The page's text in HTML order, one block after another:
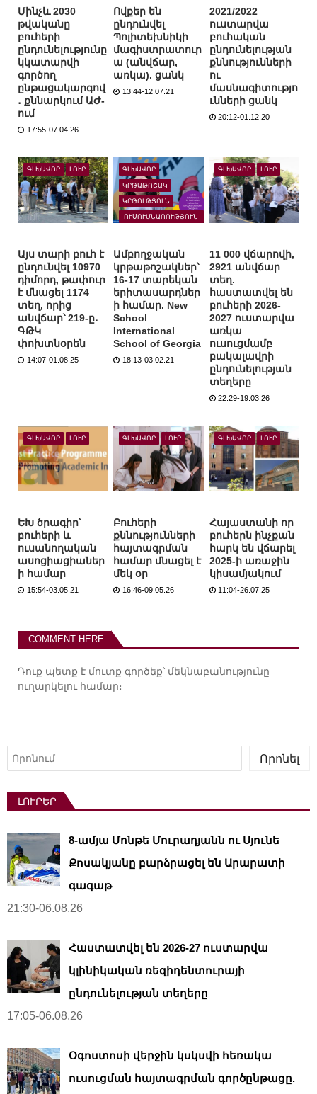
Մինչև 2030
թվականը
բուհերի
ընդունելությունը
կկատարվի
գործող
ընթացակարգով
․ քննարկում ԱԺ-
ում
17:55-07.04.26
Ովքեր են
ընդունվել
Պոլիտեխնիկի
մագիստրատուր
ա (անվճար,
առկա). ցանկ
13:44-12.07.21
2021/2022
ուստարվա
բուհական
ընդունելության
քննությունների
ու
մասնագիտությո
ւնների ցանկ
20:12-01.12.20
ԳԼԽԱՎՈՐ ԼՈՒՐ
Այս տարի բուհ է
ընդունվել 10970
դիմորդ, թափուր
է մնացել 1174
տեղ, որից
անվճար՝ 219-ը․
ԳԹԿ
փոխտնօրեն
14:07-01.08.25
ԳԼԽԱՎՈՐ
ԿՐԹԱԹՈՇԱԿ
ԿՐԹՈՒԹՅՈՒՆ
ՈՒՍՈՒՄՆԱՌՈՒԹՅՈՒՆ
Ամբողջական
կրթաթոշակներ՝
16-17 տարեկան
երիտասարդներ
ի համար. New
School
International
School of Georgia
18:13-03.02.21
ԳԼԽԱՎՈՐ ԼՈՒՐ
11 000 վճարովի,
2921 անվճար
տեղ.
հաստատվել են
բուհերի 2026-
2027 ուստարվա
առկա
ուսուցմամբ
բակալավրի
ընդունելության
տեղերը
22:29-19.03.26
ԳԼԽԱՎՈՐ ԼՈՒՐ
ԵԽ ծրագիր՝
բուհերի և
ուսանողական
ասոցիացիաներ
ի համար
15:54-03.05.21
ԳԼԽԱՎՈՐ ԼՈՒՐ
Բուհերի
քննությունների
հայտագրման
համար մնացել է
մեկ օր
16:46-09.05.26
ԳԼԽԱՎՈՐ ԼՈՒՐ
Հայաստանի որ
բուհերն ինչքան
հարկ են վճարել
2025-ի առաջին
կիսամյակում
11:04-26.07.25
COMMENT HERE
Դուք պետք է մուտք գործեք՝ մեկնաբանությունը
ուղարկելու համար։
Որոնել
Որոնել
ԼՈՒՐԵՐ
8-ամյա Մոնթե Մուրադյանն ու Սյունե
Քոսակյանը բարձրացել են Արարատի
գագաթ
21:30-06.08.26
Հաստատվել են 2026-27 ուստարվա
կլինիկական ռեզիդենտուրայի
ընդունելության տեղերը
17:05-06.08.26
Օգոստոսի վերջին կսկսվի հեռակա
ուսուցման հայտագրման գործընթացը.